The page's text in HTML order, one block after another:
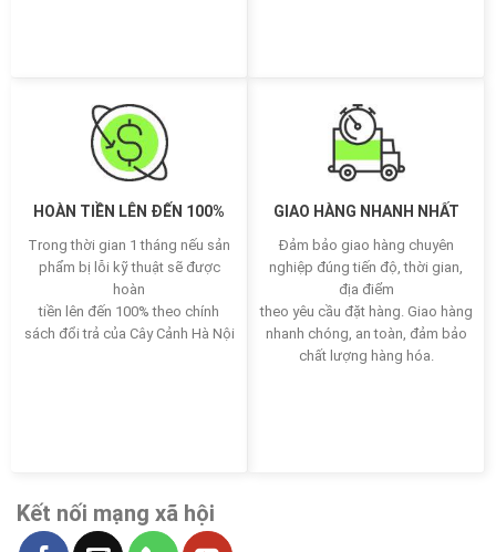
HOÀN TIỀN LÊN ĐẾN 100%
Trong thời gian 1 tháng nếu sản
phẩm bị lỗi kỹ thuật sẽ được
hoàn
tiền lên đến 100% theo chính
sách đổi trả của Cây Cảnh Hà Nội
GIAO HÀNG NHANH NHẤT
Đảm bảo giao hàng chuyên
nghiệp đúng tiến độ, thời gian,
địa điểm
theo yêu cầu đặt hàng. Giao hàng
nhanh chóng, an toàn, đảm bảo
chất lượng hàng hóa.
Kết nối mạng xã hội